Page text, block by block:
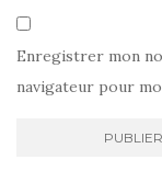
Enregistrer mon
navigateur pour